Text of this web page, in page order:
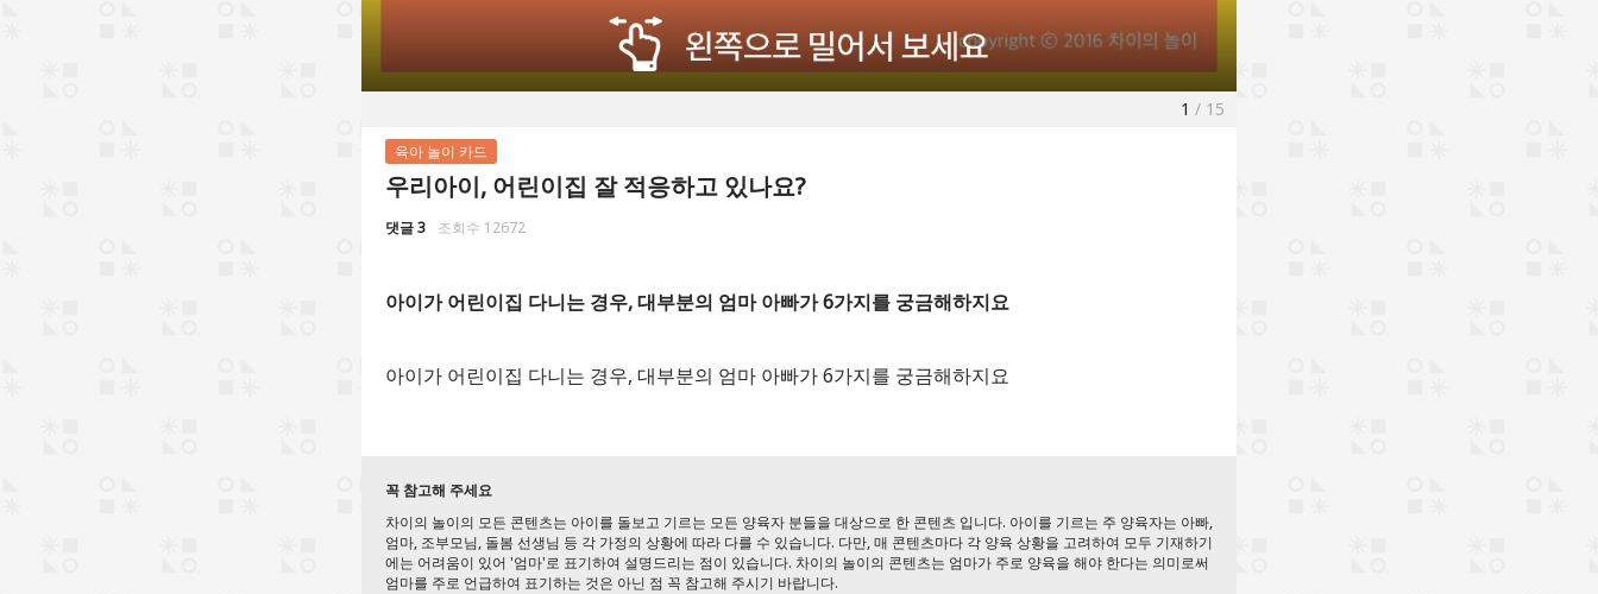
1 / 15
육아 놀이 카드
우리아이, 어린이집 잘 적응하고 있나요?
댓글 3 조회수 12672
아이가 어린이집 다니는 경우, 대부분의 엄마 아빠가 6가지를 궁금해하지요
아이가 어린이집 다니는 경우, 대부분의 엄마 아빠가 6가지를 궁금해하지요
꼭 참고해 주세요
차이의 놀이의 모든 콘텐츠는 아이를 돌보고 기르는 모든 양육자 분들을 대상으로 한 콘텐츠 입니다. 아이를 기르는 주 양육자는 아빠,
엄마, 조부모님, 돌봄 선생님 등 각 가정의 상황에 따라 다를 수 있습니다. 다만, 매 콘텐츠마다 각 양육 상황을 고려하여 모두 기재하기
에는 어려움이 있어 '엄마'로 표기하여 설명드리는 점이 있습니다. 차이의 놀이의 콘텐츠는 엄마가 주로 양육을 해야 한다는 의미로써
엄마를 주로 언급하여 표기하는 것은 아닌 점 꼭 참고해 주시기 바랍니다.